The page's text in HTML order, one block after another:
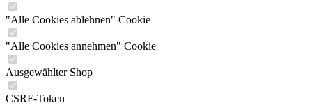
"Alle Cookies ablehnen" Cookie
"Alle Cookies annehmen" Cookie
Ausgewählter Shop
CSRF-Token